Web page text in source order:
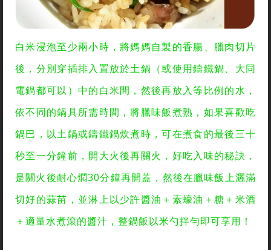
白米浸泡至少兩小時，將媽媽自製的香腸、臘肉切片
後，分別穿插排入置放於土鍋（或使用鑄鐵鍋、大同
電鍋都可以）中的白米間，然後再放入等比例的水，
依不同的鍋具所需時間，將臘味飯煮熟，如果喜歡吃
鍋巴，以土鍋或鑄鐵鍋炊煮時，可在煮食的最後三十
秒至一分鐘前，開大火後再關火，好吃入味的秘訣，
是關火後耐心燜30分鐘再開蓋，然後在臘味飯上灑滿
切好的蒜苗，並淋上以少許醬油＋素蠔油＋糖＋米酒
＋適量水煮滾的醬汁，整鍋飯以米勺拌勻即可享用！